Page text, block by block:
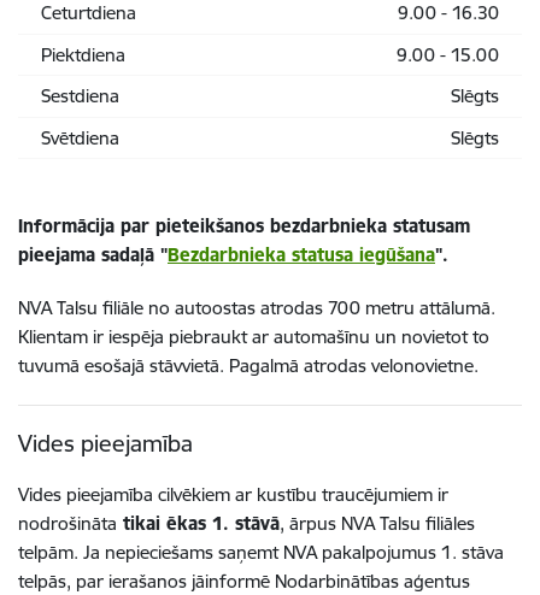
Ceturtdiena
9.00 - 16.30
Piektdiena
9.00 - 15.00
Sestdiena
Slēgts
Svētdiena
Slēgts
Informācija par pieteikšanos bezdarbnieka statusam
pieejama sadaļā "Bezdarbnieka statusa iegūšana".
NVA Talsu filiāle no autoostas atrodas 700 metru attālumā.
Klientam ir iespēja piebraukt ar automašīnu un novietot to
tuvumā esošajā stāvvietā. Pagalmā atrodas velonovietne.
Vides pieejamība
Vides pieejamība cilvēkiem ar kustību traucējumiem ir
nodrošināta tikai ēkas 1. stāvā, ārpus NVA Talsu filiāles
telpām. Ja nepieciešams saņemt NVA pakalpojumus 1. stāva
telpās, par ierašanos jāinformē Nodarbinātības aģentus